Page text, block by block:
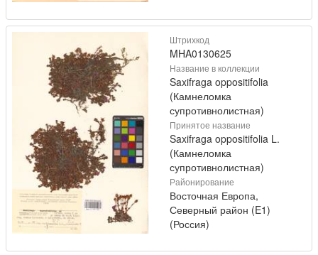
Штрихкод
MHA0130625
Название в коллекции
Saxifraga oppositifolia
(Камнеломка
супротивнолистная)
Принятое название
Saxifraga oppositifolia L.
(Камнеломка
супротивнолистная)
Районирование
Восточная Европа,
Северный район (E1)
(Россия)